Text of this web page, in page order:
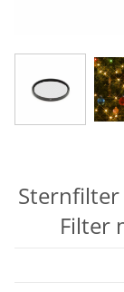
Sternfilter
Filter